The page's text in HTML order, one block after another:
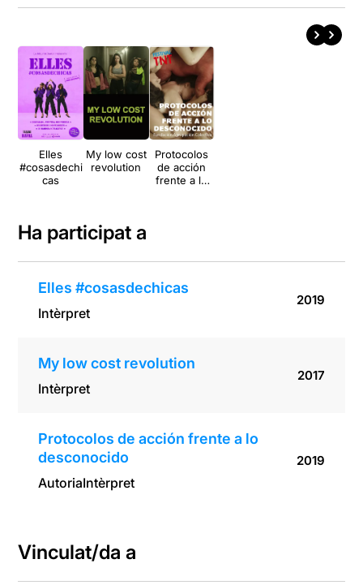
Elles
#cosasdechi
cas
My low cost
revolution
Protocolos
de acción
frente a lo
Ha participat a
Elles #cosasdechicas
Intèrpret
2019
My low cost revolution
Intèrpret
2017
Protocolos de acción frente a lo
desconocido
AutoriaIntèrpret
2019
Vinculat/da a